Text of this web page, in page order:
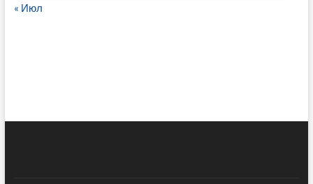
« Июл